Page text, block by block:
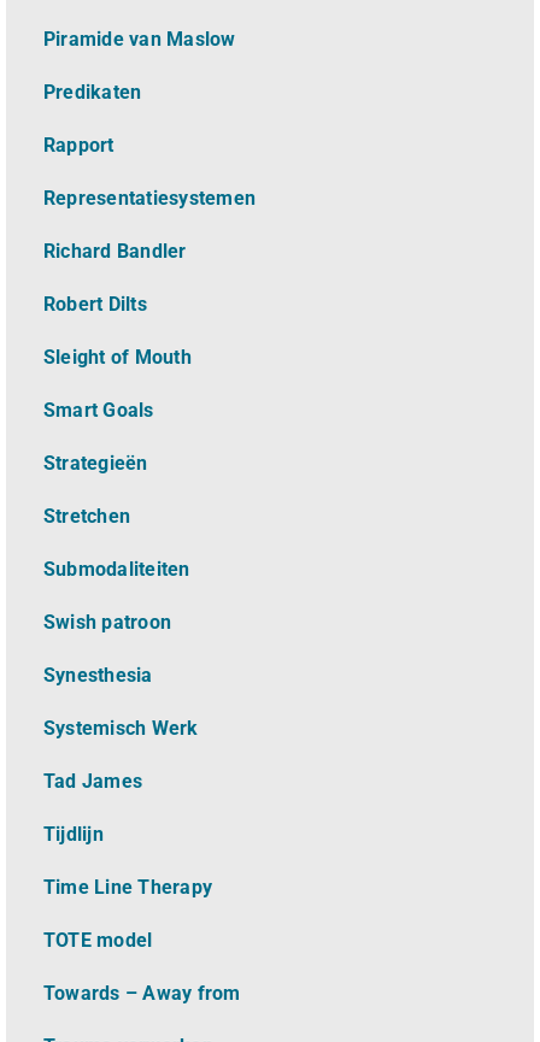
Piramide van Maslow
Predikaten
Rapport
Representatiesystemen
Richard Bandler
Robert Dilts
Sleight of Mouth
Smart Goals
Strategieën
Stretchen
Submodaliteiten
Swish patroon
Synesthesia
Systemisch Werk
Tad James
Tijdlijn
Time Line Therapy
TOTE model
Towards – Away from